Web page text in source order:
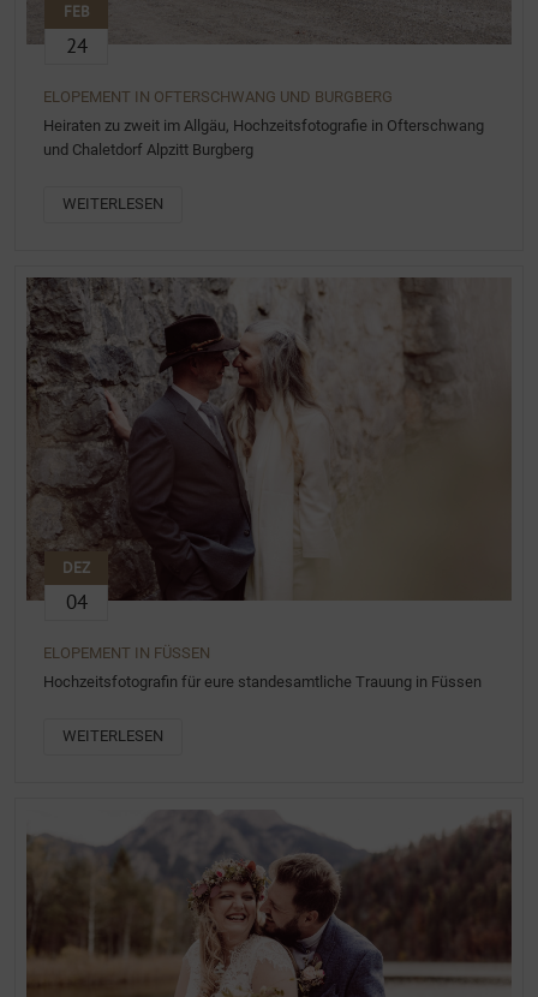
FEB
24
ELOPEMENT IN OFTERSCHWANG UND BURGBERG
Heiraten zu zweit im Allgäu, Hochzeitsfotografie in Ofterschwang
und Chaletdorf Alpzitt Burgberg
WEITERLESEN
DEZ
04
ELOPEMENT IN FÜSSEN
Hochzeitsfotografin für eure standesamtliche Trauung in Füssen
WEITERLESEN